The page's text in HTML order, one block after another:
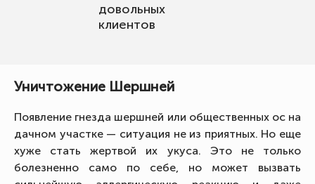
довольных
клиентов
Уничтожение Шершней
Появление гнезда шершней или общественных ос на
дачном участке — ситуация не из приятных. Но еще
хуже стать жертвой их укуса. Это не только
болезненно само по себе, но может вызвать